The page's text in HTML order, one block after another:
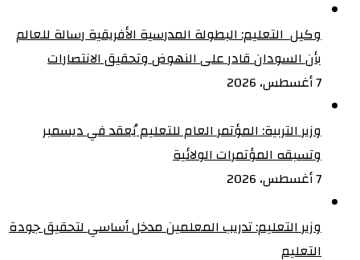
وكيل التعليم: البطولة المدرسية الأفريقية رسالة للعالم
بأن السودان قادر على النهوض وتحقيق الانتصارات
7 أغسطس، 2026
وزير التربية: المؤتمر العام للتعليم يُعقد في ديسمبر
وتسبقه المؤتمرات الولائية
7 أغسطس، 2026
وزير التعليم: تدريب المعلمين مدخل أساسي لتحقيق جودة
التعليم